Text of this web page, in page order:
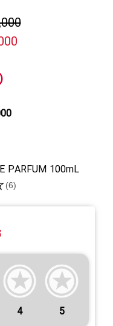
PARFUM 100mL
(6)
4 5